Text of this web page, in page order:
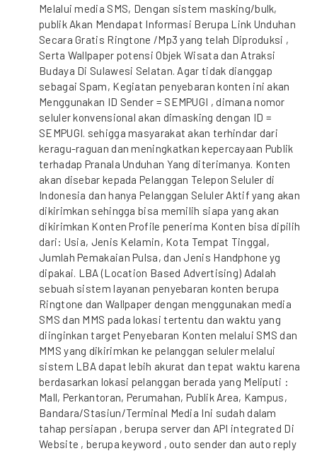
Melalui media SMS, Dengan sistem masking/bulk,
publik Akan Mendapat Informasi Berupa Link Unduhan
Secara Gratis Ringtone /Mp3 yang telah Diproduksi ,
Serta Wallpaper potensi Objek Wisata dan Atraksi
Budaya Di Sulawesi Selatan. Agar tidak dianggap
sebagai Spam, Kegiatan penyebaran konten ini akan
Menggunakan ID Sender = SEMPUGI , dimana nomor
seluler konvensional akan dimasking dengan ID =
SEMPUGI. sehigga masyarakat akan terhindar dari
keragu-raguan dan meningkatkan kepercayaan Publik
terhadap Pranala Unduhan Yang diterimanya. Konten
akan disebar kepada Pelanggan Telepon Seluler di
Indonesia dan hanya Pelanggan Seluler Aktif yang akan
dikirimkan sehingga bisa memilih siapa yang akan
dikirimkan Konten Profile penerima Konten bisa dipilih
dari: Usia, Jenis Kelamin, Kota Tempat Tinggal,
Jumlah Pemakaian Pulsa, dan Jenis Handphone yg
dipakai. LBA (Location Based Advertising) Adalah
sebuah sistem layanan penyebaran konten berupa
Ringtone dan Wallpaper dengan menggunakan media
SMS dan MMS pada lokasi tertentu dan waktu yang
diinginkan target Penyebaran Konten melalui SMS dan
MMS yang dikirimkan ke pelanggan seluler melalui
sistem LBA dapat lebih akurat dan tepat waktu karena
berdasarkan lokasi pelanggan berada yang Meliputi :
Mall, Perkantoran, Perumahan, Publik Area, Kampus,
Bandara/Stasiun/Terminal Media Ini sudah dalam
tahap persiapan , berupa server dan API integrated Di
Website , berupa keyword , outo sender dan auto reply